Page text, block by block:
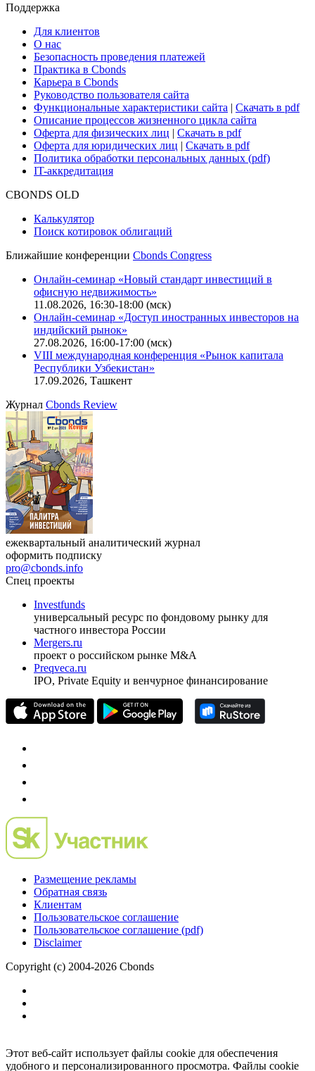
Поддержка
Для клиентов
О нас
Безопасность проведения платежей
Практика в Cbonds
Карьера в Cbonds
Руководство пользователя сайта
Функциональные характеристики сайта | Скачать в pdf
Описание процессов жизненного цикла сайта
Оферта для физических лиц | Скачать в pdf
Оферта для юридических лиц | Скачать в pdf
Политика обработки персональных данных (pdf)
IT-аккредитация
CBONDS OLD
Калькулятор
Поиск котировок облигаций
Ближайшие конференции Cbonds Congress
Онлайн-семинар «Новый стандарт инвестиций в
офисную недвижимость»
11.08.2026, 16:30-18:00 (мск)
Онлайн-семинар «Доступ иностранных инвесторов на
индийский рынок»
27.08.2026, 16:00-17:00 (мск)
VIII международная конференция «Рынок капитала
Республики Узбекистан»
17.09.2026, Ташкент
Журнал Cbonds Review
ежеквартальный аналитический журнал
оформить подписку
pro@cbonds.info
Спец проекты
Investfunds
универсальный ресурс по фондовому рынку для
частного инвестора России
Mergers.ru
проект о российском рынке M&A
Preqveca.ru
IPO, Private Equity и венчурное финансирование
Размещение рекламы
Обратная связь
Клиентам
Пользовательское соглашение
Пользовательское соглашение (pdf)
Disclaimer
Copyright (c) 2004-2026 Cbonds
Этот веб-сайт использует файлы cookie для обеспечения
удобного и персонализированного просмотра. Файлы cookie